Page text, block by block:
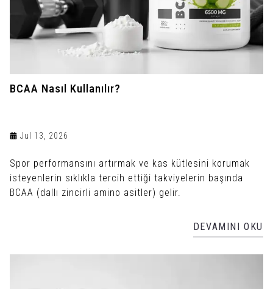
BCAA Nasıl Kullanılır?
Jul 13, 2026
Spor performansını artırmak ve kas kütlesini korumak
isteyenlerin sıklıkla tercih ettiği takviyelerin başında
BCAA (dallı zincirli amino asitler) gelir.
DEVAMINI OKU